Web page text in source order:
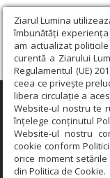
Ziarul Lumina
îmbunătăți
am actualizat
curentă a Ziarului
Regulamentul (UE)
ceea ce privește
libera circulație a
Website-ul nostru te
înțelege conținutul
Website-ul nostru
cookie conform
orice moment
din Politica de Cookie.